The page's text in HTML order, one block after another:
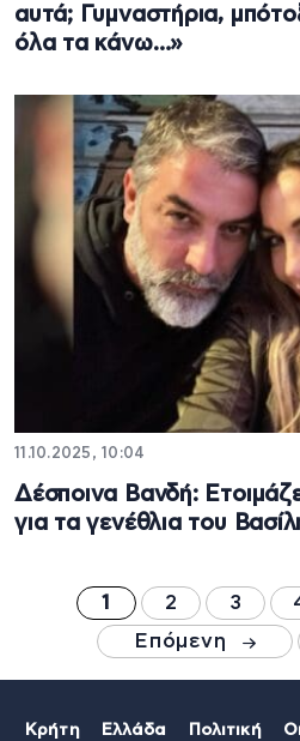
αυτά; Γυμναστήρια,
όλα τα κάνω…»
11.10.2025, 10:04
Δέσποινα Βανδή:
για τα γενέθλια του
1 2 3
Επόμενη
Κρήτη Ελλάδα Πολιτική